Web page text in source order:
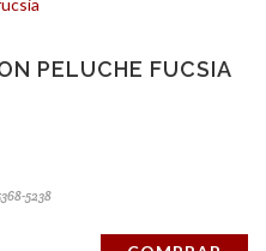
PELUCHE FUCSIA
5238